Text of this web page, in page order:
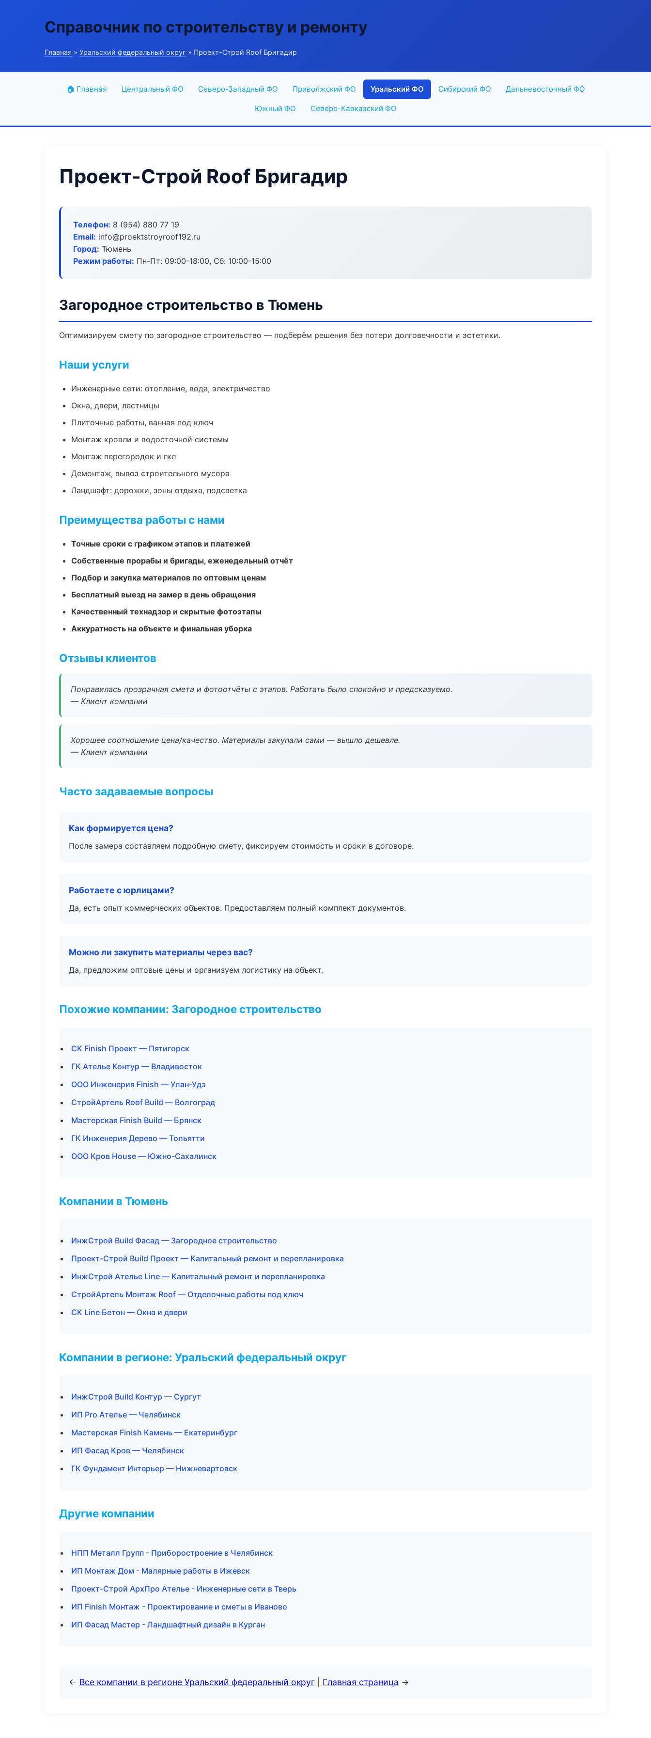
Справочник по строительству и ремонту
Главная » Уральский федеральный округ » Проект-Строй Roof Бригадир
🏠 Главная Центральный ФО Северо-Западный ФО Приволжский ФО Уральский ФО Сибирский ФО Дальневосточный ФО
Южный ФО Северо-Кавказский ФО
Проект-Строй Roof Бригадир
Телефон: 8 (954) 880 77 19
Email: info@proektstroyroof192.ru
Город: Тюмень
Режим работы: Пн-Пт: 09:00-18:00, Сб: 10:00-15:00
Загородное строительство в Тюмень
Оптимизируем смету по загородное строительство — подберём решения без потери долговечности и эстетики.
Наши услуги
Инженерные сети: отопление, вода, электричество
Окна, двери, лестницы
Плиточные работы, ванная под ключ
Монтаж кровли и водосточной системы
Монтаж перегородок и гкл
Демонтаж, вывоз строительного мусора
Ландшафт: дорожки, зоны отдыха, подсветка
Преимущества работы с нами
Точные сроки с графиком этапов и платежей
Собственные прорабы и бригады, еженедельный отчёт
Подбор и закупка материалов по оптовым ценам
Бесплатный выезд на замер в день обращения
Качественный технадзор и скрытые фотоэтапы
Аккуратность на объекте и финальная уборка
Отзывы клиентов
Понравилась прозрачная смета и фотоотчёты с этапов. Работать было спокойно и предсказуемо.
— Клиент компании
Хорошее соотношение цена/качество. Материалы закупали сами — вышло дешевле.
— Клиент компании
Часто задаваемые вопросы
Как формируется цена?
После замера составляем подробную смету, фиксируем стоимость и сроки в договоре.
Работаете с юрлицами?
Да, есть опыт коммерческих объектов. Предоставляем полный комплект документов.
Можно ли закупить материалы через вас?
Да, предложим оптовые цены и организуем логистику на объект.
Похожие компании: Загородное строительство
СК Finish Проект — Пятигорск
ГК Ателье Контур — Владивосток
ООО Инженерия Finish — Улан-Удэ
СтройАртель Roof Build — Волгоград
Мастерская Finish Build — Брянск
ГК Инженерия Дерево — Тольятти
ООО Кров House — Южно-Сахалинск
Компании в Тюмень
ИнжСтрой Build Фасад — Загородное строительство
Проект-Строй Build Проект — Капитальный ремонт и перепланировка
ИнжСтрой Ателье Line — Капитальный ремонт и перепланировка
СтройАртель Монтаж Roof — Отделочные работы под ключ
СК Line Бетон — Окна и двери
Компании в регионе: Уральский федеральный округ
ИнжСтрой Build Контур — Сургут
ИП Pro Ателье — Челябинск
Мастерская Finish Камень — Екатеринбург
ИП Фасад Кров — Челябинск
ГК Фундамент Интерьер — Нижневартовск
Другие компании
НПП Металл Групп - Приборостроение в Челябинск
ИП Монтаж Дом - Малярные работы в Ижевск
Проект-Строй АрхПро Ателье - Инженерные сети в Тверь
ИП Finish Монтаж - Проектирование и сметы в Иваново
ИП Фасад Мастер - Ландшафтный дизайн в Курган
← Все компании в регионе Уральский федеральный округ Главная страница →